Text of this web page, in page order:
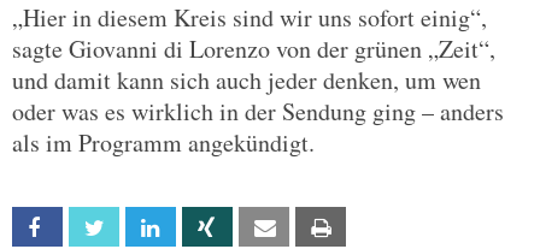
„Hier in diesem Kreis sind wir uns sofort einig“,
sagte Giovanni di Lorenzo von der grünen „Zeit“,
und damit kann sich auch jeder denken, um wen
oder was es wirklich in der Sendung ging – anders
als im Programm angekündigt.
Facebook Twitter Linkedin Xing Email